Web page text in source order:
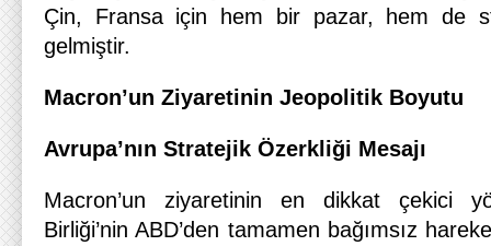
Çin, Fransa için hem bir pazar, hem de
gelmiştir.
Macron’un Ziyaretinin Jeopolitik Boyutu
Avrupa’nın Stratejik Özerkliği Mesajı
Macron’un ziyaretinin en dikkat çekici
Birliği’nin ABD’den tamamen bağımsız